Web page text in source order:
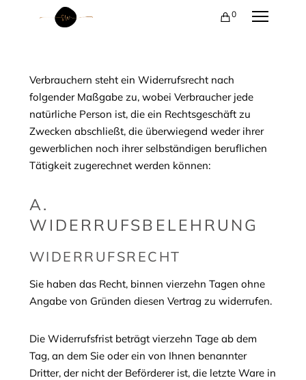
0
Verbrauchern steht ein Widerrufsrecht nach
folgender Maßgabe zu, wobei Verbraucher jede
natürliche Person ist, die ein Rechtsgeschäft zu
Zwecken abschließt, die überwiegend weder ihrer
gewerblichen noch ihrer selbständigen beruflichen
Tätigkeit zugerechnet werden können:
A.
WIDERRUFSBELEHRUNG
WIDERRUFSRECHT
Sie haben das Recht, binnen vierzehn Tagen ohne
Angabe von Gründen diesen Vertrag zu widerrufen.
Die Widerrufsfrist beträgt vierzehn Tage ab dem
Tag, an dem Sie oder ein von Ihnen benannter
Dritter, der nicht der Beförderer ist, die letzte Ware in